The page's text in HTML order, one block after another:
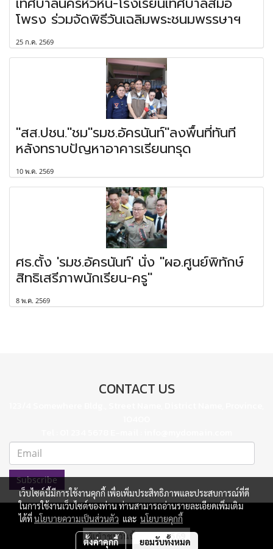
โพรง ร่วมจัดพิธีวันเฉลิมพระชนมพรรษาฯ
25 ก.ค. 2569
"สส.ปชน."ชม"รมช.อัครนันท์"ลงพื้นที่ทันที
หลังทราบปัญหาอาคารเรียนทรุด
10 พ.ค. 2569
ศธ.ตั้ง 'รมช.อัครนันท์' นั่ง "ผอ.ศูนย์พิทักษ์
สิทธิเสรีภาพนักเรียน-ครู"
8 พ.ค. 2569
CONTACT US
Subscribe
ผู้เข้าชมวันนี้ 569
เว็บไซต์นี้มีการใช้งานคุกกี้ เพื่อเพิ่มประสิทธิภาพและประสบการณ์ที่ดี
ในการใช้งานเว็บไซต์ของท่าน ท่านสามารถอ่านรายละเอียดเพิ่มเติม
ได้ที่นโยบายความเป็นส่วนตัว และ นโยบายคุกกี้
ตั้งค่าคุกกี้ ยอมรับทั้งหมด